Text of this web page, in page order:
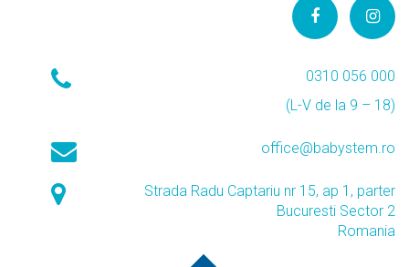
0310 056 000
(L-V de la 9 – 18)
office@babystem.ro
Strada Radu Captariu nr 15, ap 1, parter
Bucuresti Sector 2
Romania